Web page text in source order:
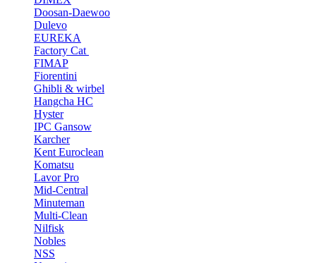
Doosan-Daewoo
Dulevo
EUREKA
Factory Cat
FIMAP
Fiorentini
Ghibli & wirbel
Hangcha HC
Hyster
IPC Gansow
Karcher
Kent Euroclean
Komatsu
Lavor Pro
Mid-Central
Minuteman
Multi-Clean
Nilfisk
Nobles
NSS